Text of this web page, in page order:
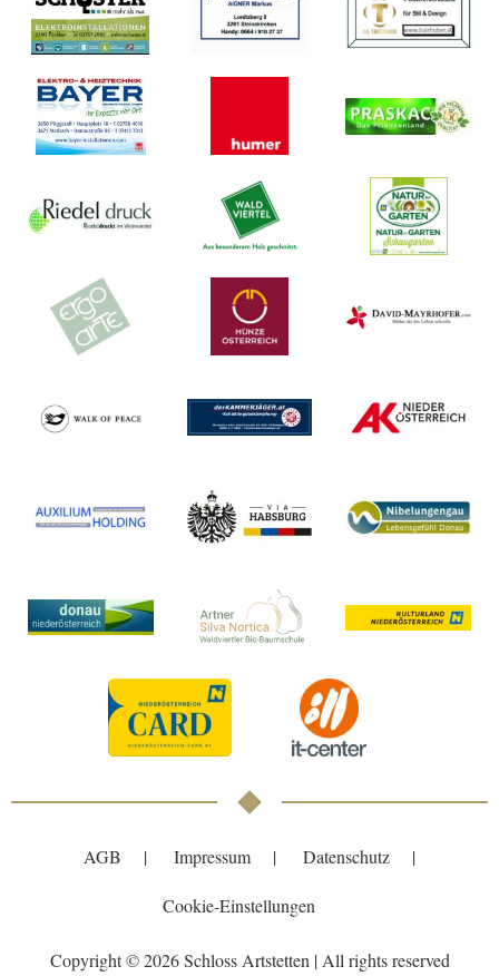
AGB Impressum Datenschutz
Cookie-Einstellungen
Copyright © 2026 Schloss Artstetten | All rights reserved